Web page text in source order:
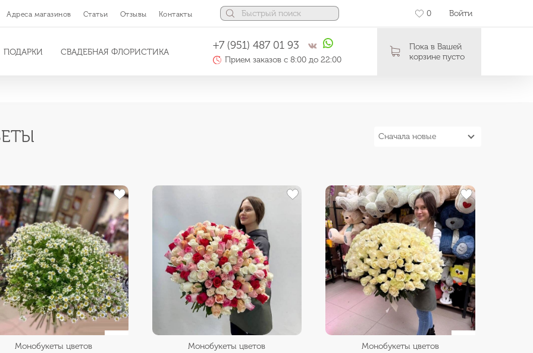
Адреса магазинов Статьи Отзывы Контакты 0 Войти
ПОДАРКИ СВАДЕБНАЯ ФЛОРИСТИКА
+7 (951) 487 01 93
Прием заказов с 8:00 до 22:00
Пока в Вашей
корзине пусто
Сначала новые
Монобукеты цветов Монобукеты цветов Монобукеты цветов